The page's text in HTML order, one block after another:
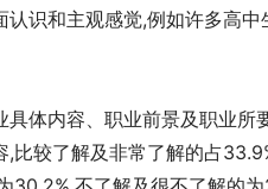
识和主观感觉,例如许多高
体内容、职业前景及职业
比较了解及非常了解的占